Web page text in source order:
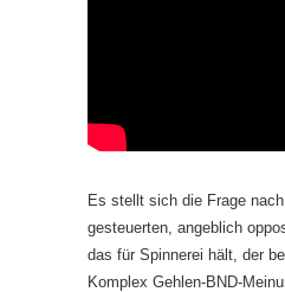
Es stellt sich die Frage
gesteuerten, angeblich
das für Spinnerei hält, der
Komplex Gehlen-BND-